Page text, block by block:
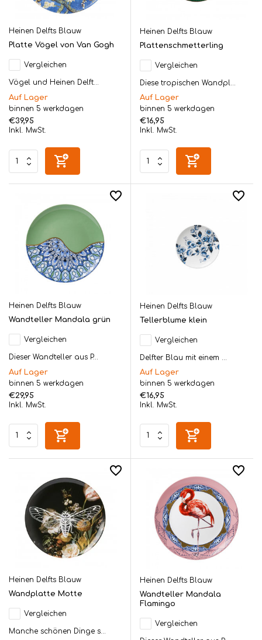
Heinen Delfts Blauw
Platte Vögel von Van Gogh
Vergleichen
Vögel und Heinen Delft...
Auf Lager
binnen 5 werkdagen
€39,95
Inkl. MwSt.
Heinen Delfts Blauw
Plattenschmetterling
Vergleichen
Diese tropischen Wandpl...
Auf Lager
binnen 5 werkdagen
€16,95
Inkl. MwSt.
Heinen Delfts Blauw
Wandteller Mandala grün
Vergleichen
Dieser Wandteller aus P...
Auf Lager
binnen 5 werkdagen
€29,95
Inkl. MwSt.
Heinen Delfts Blauw
Tellerblume klein
Vergleichen
Delfter Blau mit einem ...
Auf Lager
binnen 5 werkdagen
€16,95
Inkl. MwSt.
Heinen Delfts Blauw
Wandplatte Motte
Vergleichen
Manche schönen Dinge s...
Heinen Delfts Blauw
Wandteller Mandala
Flamingo
Vergleichen